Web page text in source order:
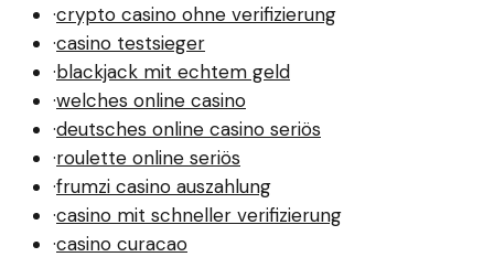
·crypto casino ohne verifizierung
·casino testsieger
·blackjack mit echtem geld
·welches online casino
·deutsches online casino seriös
·roulette online seriös
·frumzi casino auszahlung
·casino mit schneller verifizierung
·casino curacao